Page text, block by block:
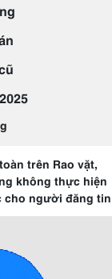
trên Rao vặt,
không thực hiện
người đăng